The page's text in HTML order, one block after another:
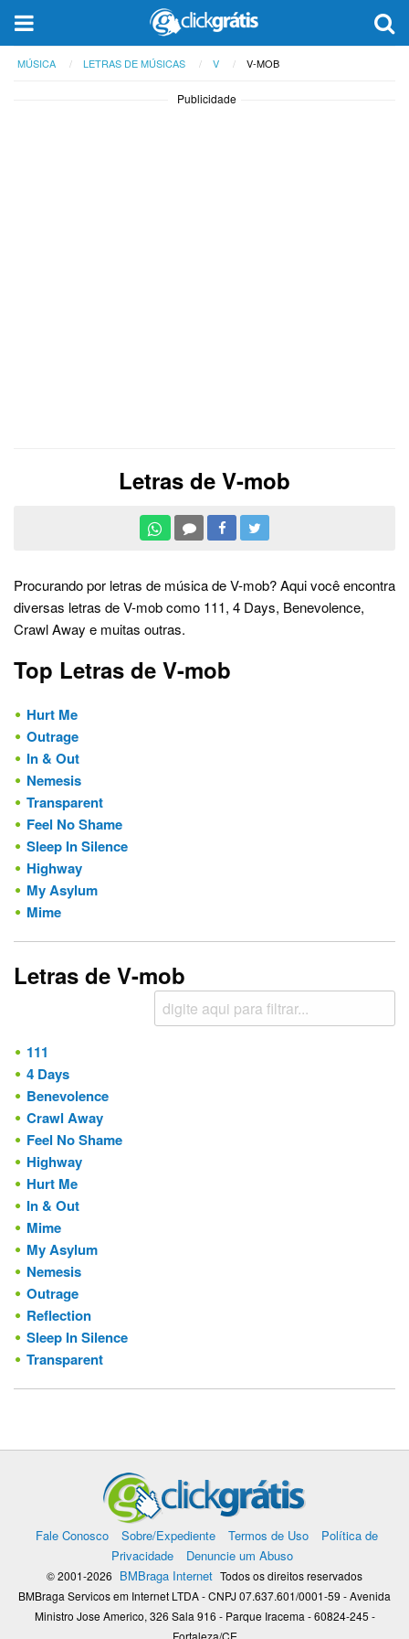
MÚSICA LETRAS DE MÚSICAS V V-MOB
Publicidade
Letras de V-mob
Procurando por letras de música de V-mob? Aqui você encontra
diversas letras de V-mob como 111, 4 Days, Benevolence,
Crawl Away e muitas outras.
Top Letras de V-mob
Hurt Me
Outrage
In & Out
Nemesis
Transparent
Feel No Shame
Sleep In Silence
Highway
My Asylum
Mime
Letras de V-mob
111
4 Days
Benevolence
Crawl Away
Feel No Shame
Highway
Hurt Me
In & Out
Mime
My Asylum
Nemesis
Outrage
Reflection
Sleep In Silence
Transparent
Fale Conosco Sobre/Expediente Termos de Uso
Política de
Privacidade
Denuncie um Abuso
© 2001-2026 BMBraga Internet Todos os direitos reservados
BMBraga Servicos em Internet LTDA - CNPJ 07.637.601/0001-59 - Avenida
Ministro Jose Americo, 326 Sala 916 - Parque Iracema - 60824-245 -
Fortaleza/CE